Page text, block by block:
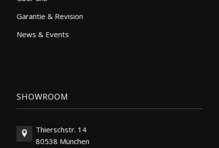
Garantie & Revision
News & Events
SHOWROOM
Thierschstr. 14
80538 München